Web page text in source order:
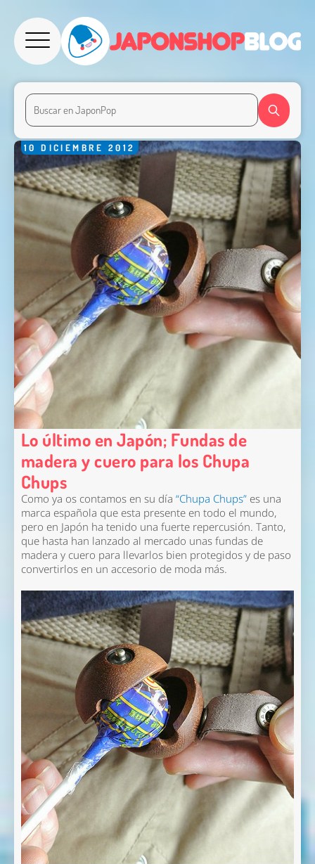
10 DICIEMBRE 2012
Lo último en Japón; Fundas de
madera y cuero para los Chupa
Chups
Como ya os contamos en su día “Chupa Chups”es una
marca española que esta presente en todo el mundo,
pero en Japón ha tenido una fuerte repercusión. Tanto,
que hasta han lanzado al mercado unas fundas de
madera y cuero para llevarlos bien protegidos y de paso
convertirlos en un accesorio de moda más.